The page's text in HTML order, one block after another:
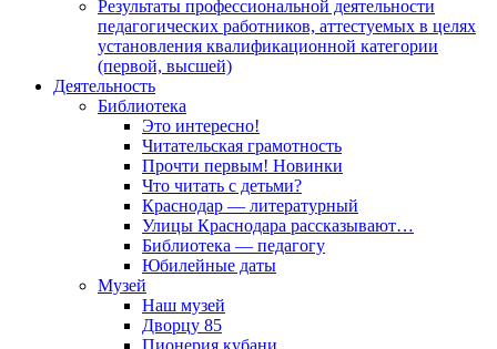
Результаты профессиональной деятельности
педагогических работников, аттестуемых в целях
установления квалификационной категории
(первой, высшей)
Деятельность
Библиотека
Это интересно!
Читательская грамотность
Прочти первым! Новинки
Что читать с детьми?
Краснодар — литературный
Улицы Краснодара рассказывают…
Библиотека — педагогу
Юбилейные даты
Музей
Наш музей
Дворцу 85
Пионерия кубани